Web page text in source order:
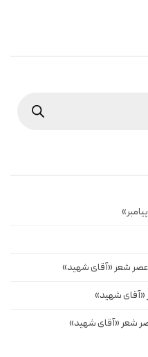
شعر «آقای شهید»
«آقای شهید»
شعر «آقای شهید»